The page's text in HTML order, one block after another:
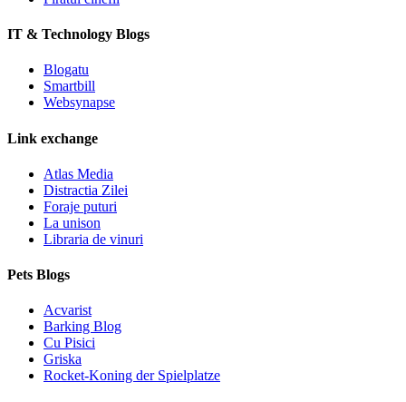
IT & Technology Blogs
Blogatu
Smartbill
Websynapse
Link exchange
Atlas Media
Distractia Zilei
Foraje puturi
La unison
Libraria de vinuri
Pets Blogs
Acvarist
Barking Blog
Cu Pisici
Griska
Rocket-Koning der Spielplatze